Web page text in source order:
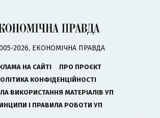
2026, ЕКОНОМІЧНА ПРАВДА
НА САЙТІ
ПРО ПРОЄКТ
КОНФІДЕНЦІЙНОСТІ
ВИКОРИСТАННЯ МАТЕРІАЛІВ УП
І ПРАВИЛА РОБОТИ УП